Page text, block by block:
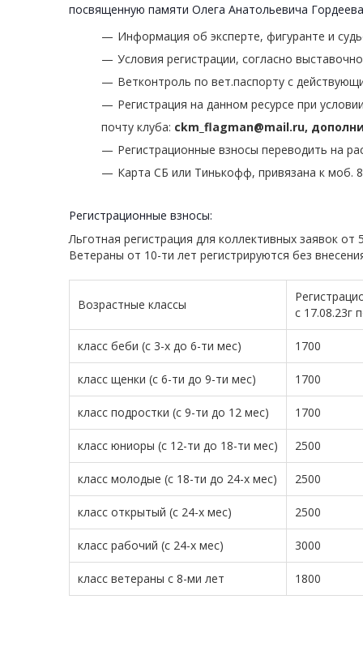
посвященную памяти Олега Анатольевича
Информация об эксперте, фигуранте и
Условия регистрации, согласно
Ветконтроль по вет.паспорту с
Регистрация на данном ресурсе при
почту клуба: ckm_flagman@mail.ru,
Регистрационные взносы переводить на
Карта СБ или Тинькофф, привязана к моб.
Регистрационные взносы:
Льготная регистрация для коллективных заявок
Ветераны от 10-ти лет регистрируются без
Возрастные классы
с 17.08.23г
класс беби (с 3-х до 6-ти мес) 1700
класс щенки (с 6-ти до 9-ти мес) 1700
класс подростки (с 9-ти до 12 мес) 1700
класс юниоры (с 12-ти до 18-ти мес) 2500
класс молодые (с 18-ти до 24-х мес) 2500
класс открытый (с 24-х мес) 2500
класс рабочий (с 24-х мес) 3000
класс ветераны с 8-ми лет 1800